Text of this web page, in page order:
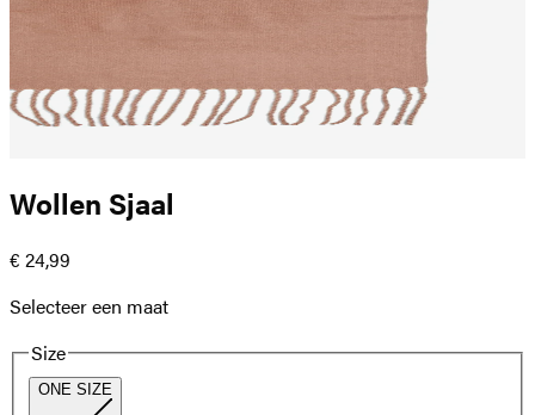
Wollen Sjaal
€ 24,99
Selecteer een maat
Size
ONE SIZE